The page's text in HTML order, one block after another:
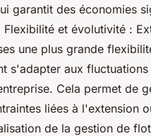
garantit des économies
et évolutivité :
une plus grande
s'adapter aux
Cela permet de
liées à l'extension
de la gestion de